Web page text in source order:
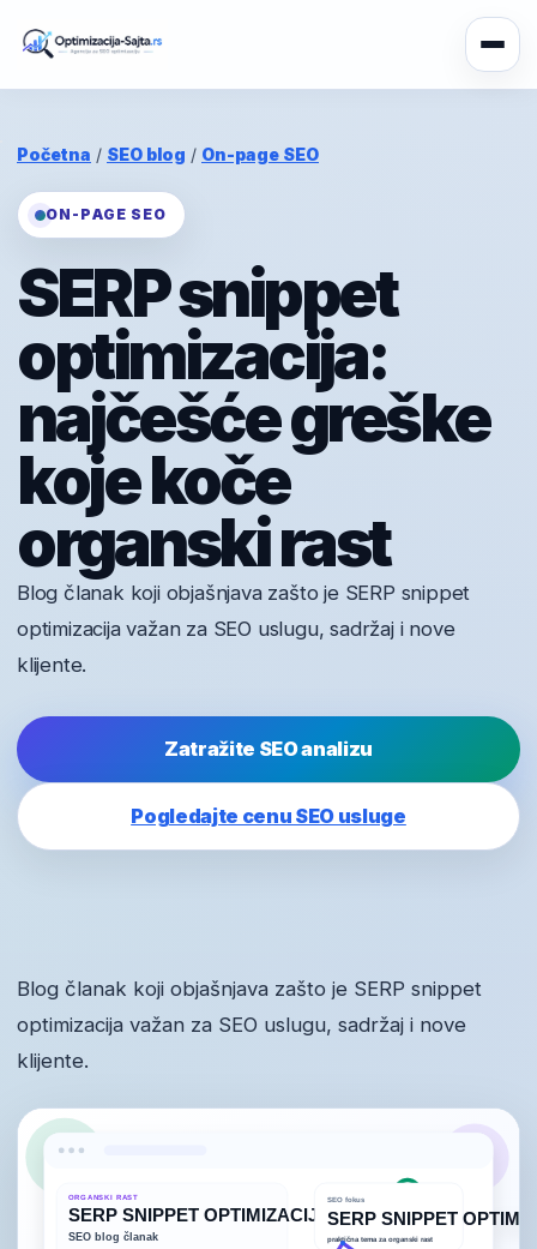
Početna / SEO blog / On-page SEO
ON-PAGE SEO
SERP snippet
optimizacija:
najčešće greške
koje koče
organski rast
Blog članak koji objašnjava zašto je SERP snippet
optimizacija važan za SEO uslugu, sadržaj i nove
klijente.
Zatražite SEO analizu
Pogledajte cenu SEO usluge
Blog članak koji objašnjava zašto je SERP snippet
optimizacija važan za SEO uslugu, sadržaj i nove
klijente.